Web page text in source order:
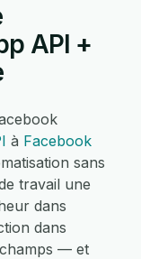
API +
à Facebook
sans
travail une
dans
dans
— et